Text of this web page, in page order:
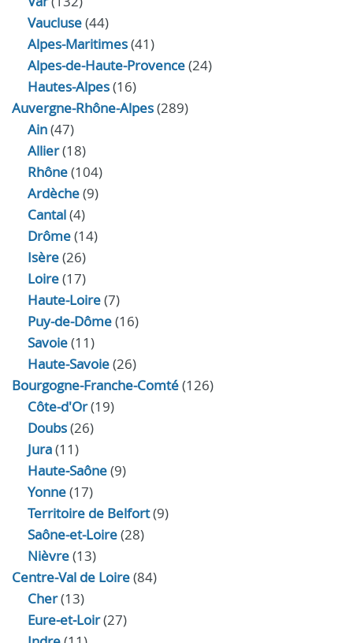
Vaucluse(44)
Alpes-Maritimes(41)
Alpes-de-Haute-Provence(24)
Hautes-Alpes(16)
Auvergne-Rhône-Alpes(289)
Ain(47)
Allier(18)
Rhône(104)
Ardèche(9)
Cantal(4)
Drôme(14)
Isère(26)
Loire(17)
Haute-Loire(7)
Puy-de-Dôme(16)
Savoie(11)
Haute-Savoie(26)
Bourgogne-Franche-Comté(126)
Côte-d'Or(19)
Doubs(26)
Jura(11)
Haute‑Saône(9)
Yonne(17)
Territoire de Belfort(9)
Saône-et-Loire(28)
Nièvre(13)
Centre-Val de Loire(84)
Cher(13)
Eure‑et‑Loir(27)